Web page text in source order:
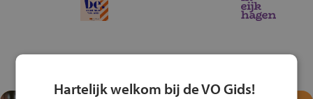
Hartelijk welkom bij de VO Gids!